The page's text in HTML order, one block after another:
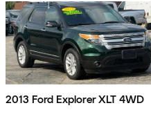
2013 Ford Explorer XLT 4WD